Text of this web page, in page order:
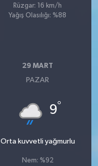
Rüzgar: 16 km/h
Yağış Olasılığı: %88
29 MART
PAZAR
9°
Orta kuvvetli yağmurlu
Nem: %92